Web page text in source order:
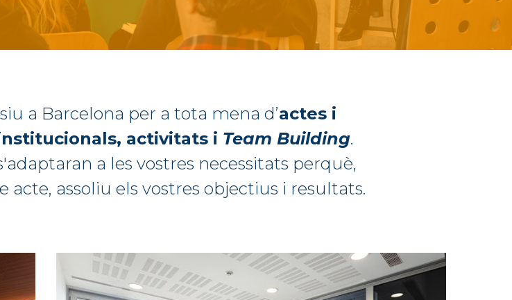
a Barcelona per a tota mena d’actes i
activitats i Team Building.
a les vostres necessitats perquè,
assoliu els vostres objectius i resultats.